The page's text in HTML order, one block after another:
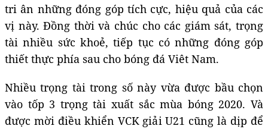
tri ân những đóng góp tích cực, hiệu quả của các
vị này. Đồng thời và chúc cho các giám sát, trọng
tài nhiều sức khoẻ, tiếp tục có những đóng góp
thiết thực phía sau cho bóng đá Viêt Nam.
Nhiều trọng tài trong số này vừa được bầu chọn
vào tốp 3 trọng tài xuất sắc mùa bóng 2020. Và
được mời điều khiển VCK giải U21 cũng là dịp để